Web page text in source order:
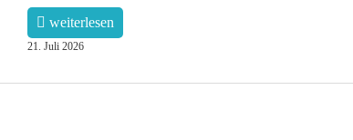
weiterlesen
21. Juli 2026